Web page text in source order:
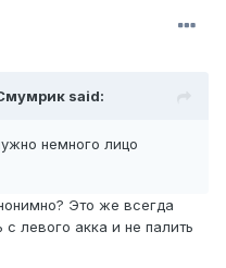
said:
немного лицо
Это же всегда
левого акка и не палить